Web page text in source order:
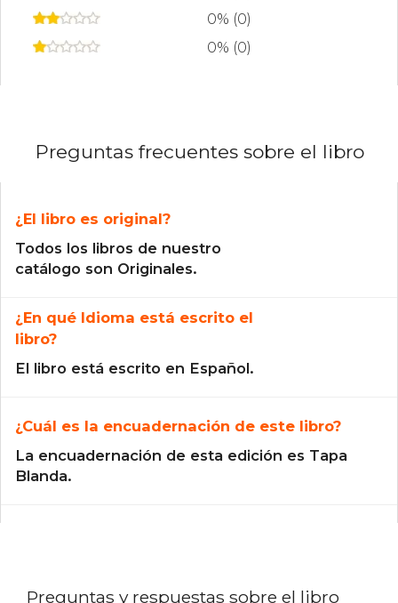
0% (0)
0% (0)
Preguntas frecuentes sobre el libro
¿El libro es original?
Todos los libros de nuestro
catálogo son Originales.
¿En qué Idioma está escrito el
libro?
El libro está escrito en Español.
¿Cuál es la encuadernación de este libro?
La encuadernación de esta edición es Tapa
Blanda.
Preguntas y respuestas sobre el libro